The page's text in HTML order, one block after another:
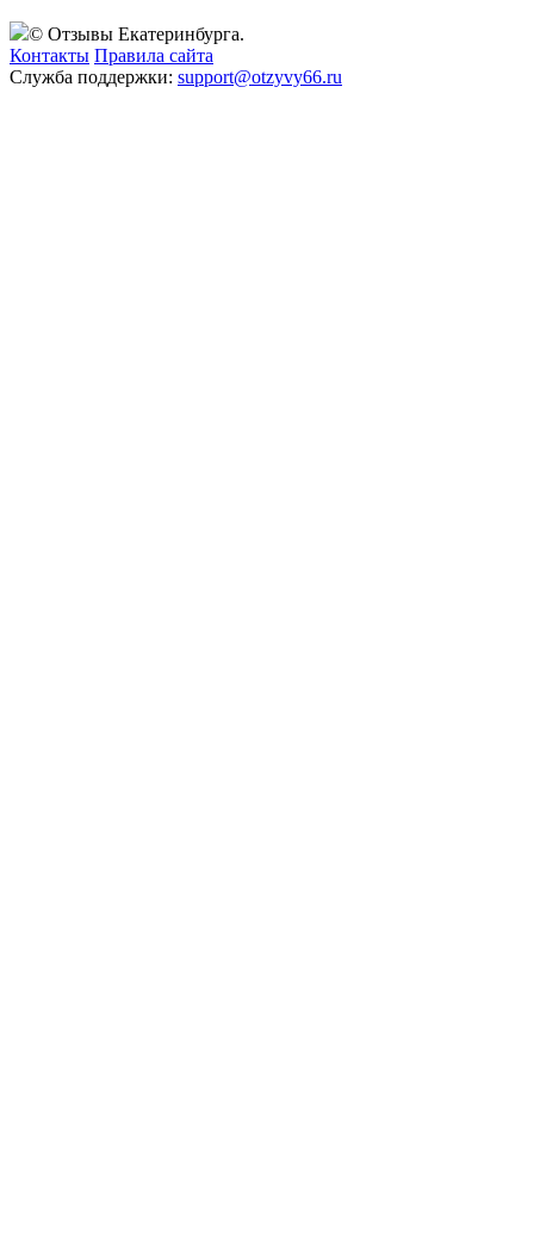
© Отзывы Екатеринбурга.
Контакты Правила сайта
Служба поддержки: support@otzyvy66.ru